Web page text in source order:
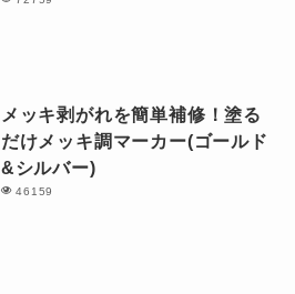
メッキ剥がれを簡単補修！塗る
だけメッキ調マーカー(ゴールド
&シルバー)
46159